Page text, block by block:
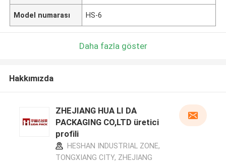
Model numarası HS-6
Daha fazla göster
Hakkımızda
ZHEJIANG HUA LI DA
PACKAGING CO,LTD üretici
profili
HESHAN INDUSTRIAL ZONE,
TONGXIANG CITY, ZHEJIANG